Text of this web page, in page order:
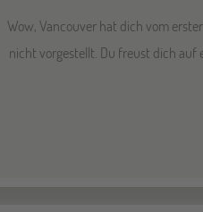
Wow, Vancouver hat dich vom
nicht vorgestellt. Du freust dich auf